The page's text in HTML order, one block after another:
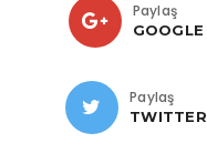
Paylaş
GOOGLE
Paylaş
TWITTER